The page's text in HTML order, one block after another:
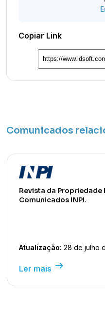
Copiar Link
Comunicados
Revista da Propriedade
Comunicados INPI.
Atualização: 28 de julho
Ler mais arrow_right_alt